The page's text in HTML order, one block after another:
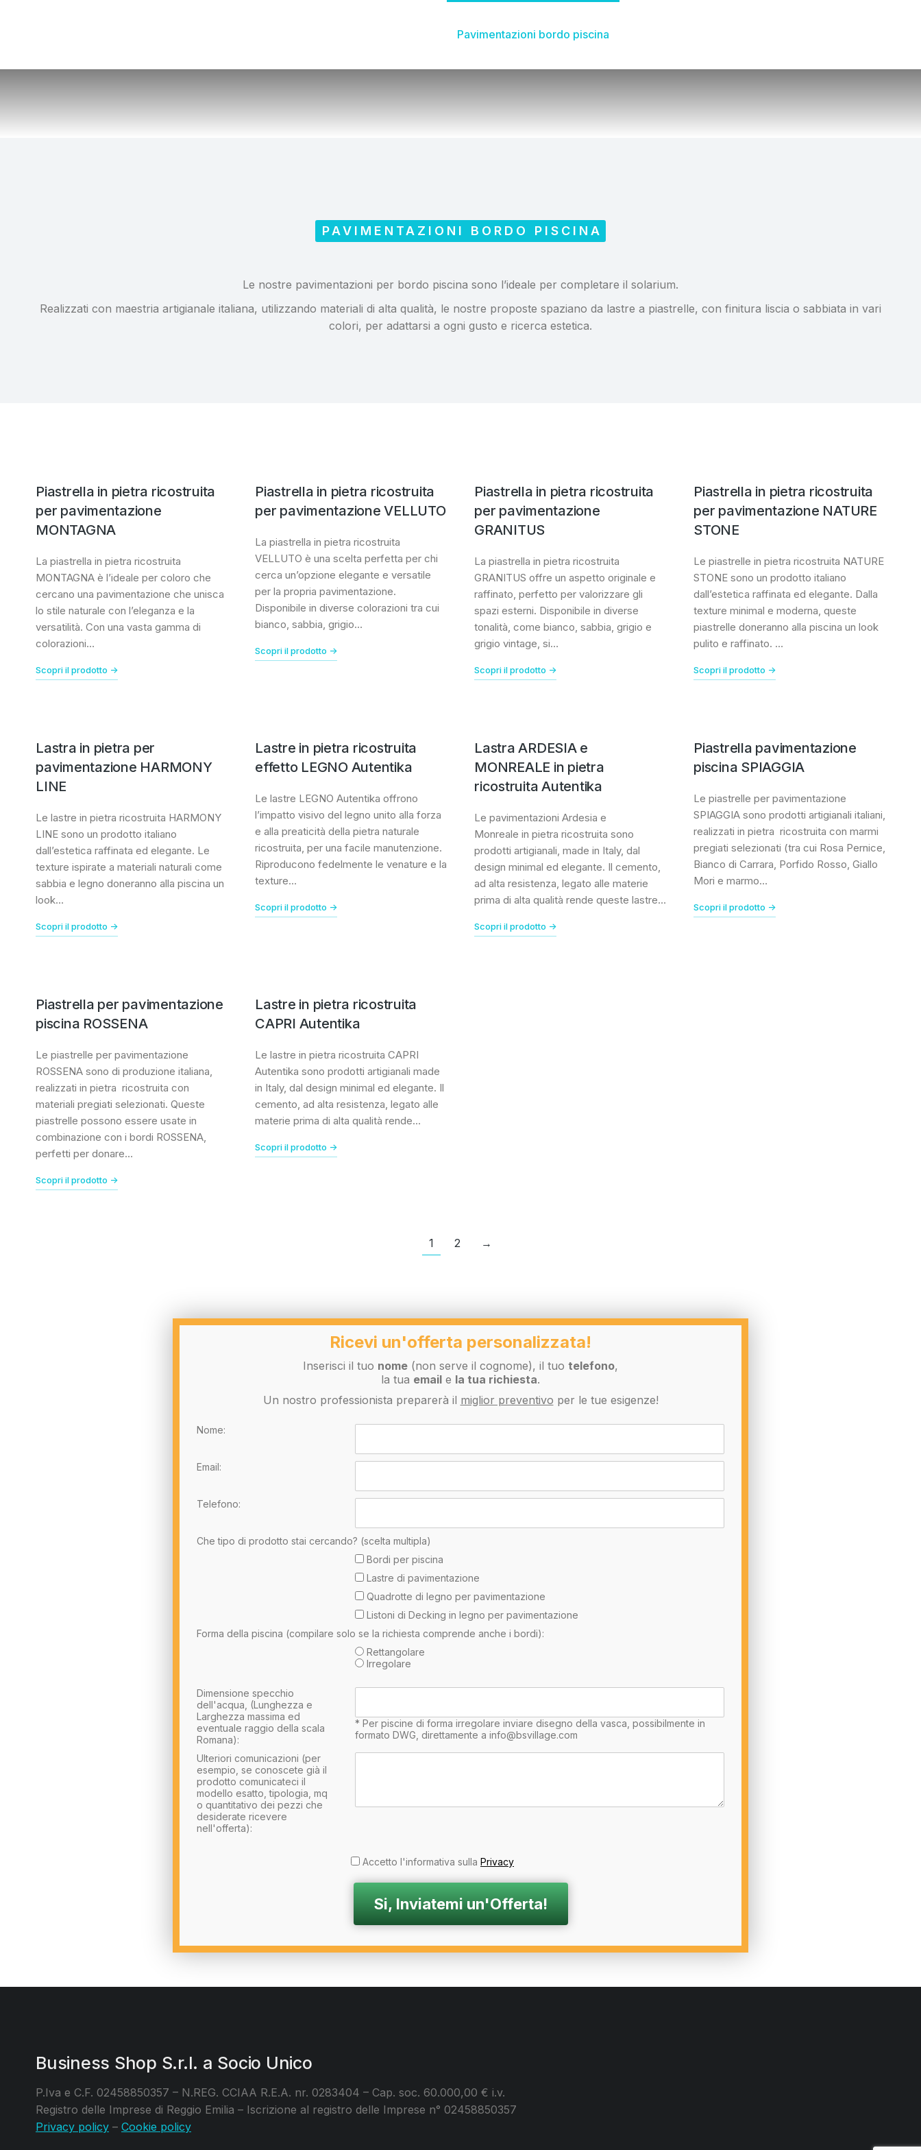
Pavimentazioni bordo piscina
PAVIMENTAZIONI BORDO PISCINA
Le nostre pavimentazioni per bordo piscina sono l’ideale per completare il solarium.
Realizzati con maestria artigianale italiana, utilizzando materiali di alta qualità, le nostre proposte spaziano da lastre a piastrelle, con finitura liscia o sabbiata in vari
colori, per adattarsi a ogni gusto e ricerca estetica.
Piastrella in pietra ricostruita
per pavimentazione
MONTAGNA
La piastrella in pietra ricostruita
MONTAGNA è l’ideale per coloro che
cercano una pavimentazione che unisca
lo stile naturale con l’eleganza e la
versatilità. Con una vasta gamma di
colorazioni…
Scopri il prodotto ->
Piastrella in pietra ricostruita
per pavimentazione VELLUTO
La piastrella in pietra ricostruita
VELLUTO è una scelta perfetta per chi
cerca un’opzione elegante e versatile
per la propria pavimentazione.
Disponibile in diverse colorazioni tra cui
bianco, sabbia, grigio…
Scopri il prodotto ->
Piastrella in pietra ricostruita
per pavimentazione
GRANITUS
La piastrella in pietra ricostruita
GRANITUS offre un aspetto originale e
raffinato, perfetto per valorizzare gli
spazi esterni. Disponibile in diverse
tonalità, come bianco, sabbia, grigio e
grigio vintage, si…
Scopri il prodotto ->
Piastrella in pietra ricostruita
per pavimentazione NATURE
STONE
Le piastrelle in pietra ricostruita NATURE
STONE sono un prodotto italiano
dall’estetica raffinata ed elegante. Dalla
texture minimal e moderna, queste
piastrelle doneranno alla piscina un look
pulito e raffinato. …
Scopri il prodotto ->
Lastra in pietra per
pavimentazione HARMONY
LINE
Le lastre in pietra ricostruita HARMONY
LINE sono un prodotto italiano
dall’estetica raffinata ed elegante. Le
texture ispirate a materiali naturali come
sabbia e legno doneranno alla piscina un
look…
Scopri il prodotto ->
Lastre in pietra ricostruita
effetto LEGNO Autentika
Le lastre LEGNO Autentika offrono
l’impatto visivo del legno unito alla forza
e alla preaticità della pietra naturale
ricostruita, per una facile manutenzione.
Riproducono fedelmente le venature e la
texture…
Scopri il prodotto ->
Lastra ARDESIA e
MONREALE in pietra
ricostruita Autentika
Le pavimentazioni Ardesia e
Monreale in pietra ricostruita sono
prodotti artigianali, made in Italy, dal
design minimal ed elegante. Il cemento,
ad alta resistenza, legato alle materie
prima di alta qualità rende queste lastre…
Scopri il prodotto ->
Piastrella pavimentazione
piscina SPIAGGIA
Le piastrelle per pavimentazione
SPIAGGIA sono prodotti artigianali italiani,
realizzati in pietra ricostruita con marmi
pregiati selezionati (tra cui Rosa Pernice,
Bianco di Carrara, Porfido Rosso, Giallo
Mori e marmo…
Scopri il prodotto ->
Piastrella per pavimentazione
piscina ROSSENA
Le piastrelle per pavimentazione
ROSSENA sono di produzione italiana,
realizzati in pietra ricostruita con
materiali pregiati selezionati. Queste
piastrelle possono essere usate in
combinazione con i bordi ROSSENA,
perfetti per donare…
Scopri il prodotto ->
Lastre in pietra ricostruita
CAPRI Autentika
Le lastre in pietra ricostruita CAPRI
Autentika sono prodotti artigianali made
in Italy, dal design minimal ed elegante. Il
cemento, ad alta resistenza, legato alle
materie prima di alta qualità rende…
Scopri il prodotto ->
1 2 →
Ricevi un'offerta personalizzata!
Inserisci il tuo nome (non serve il cognome), il tuo telefono,
la tua email e la tua richiesta.
Un nostro professionista preparerà il miglior preventivo per le tue esigenze!
Nome:
Email:
Telefono:
Che tipo di prodotto stai cercando? (scelta multipla)
Bordi per piscina
Lastre di pavimentazione
Quadrotte di legno per pavimentazione
Listoni di Decking in legno per pavimentazione
Forma della piscina (compilare solo se la richiesta comprende anche i bordi):
Rettangolare
Irregolare
Dimensione specchio
dell'acqua, (Lunghezza e
Larghezza massima ed
eventuale raggio della scala
Romana):
* Per piscine di forma irregolare inviare disegno della vasca, possibilmente in
formato DWG, direttamente a info@bsvillage.com
Ulteriori comunicazioni (per
esempio, se conoscete già il
prodotto comunicateci il
modello esatto, tipologia, mq
o quantitativo dei pezzi che
desiderate ricevere
nell'offerta):
Accetto l'informativa sulla Privacy
Business Shop S.r.l. a Socio Unico
P.Iva e C.F. 02458850357 – N.REG. CCIAA R.E.A. nr. 0283404 – Cap. soc. 60.000,00 € i.v.
Registro delle Imprese di Reggio Emilia – Iscrizione al registro delle Imprese n° 02458850357
Privacy policy – Cookie policy